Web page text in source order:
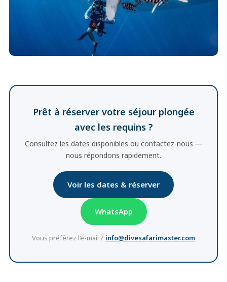
Prêt à réserver votre séjour plongée
avec les requins ?
Consultez les dates disponibles ou contactez-nous —
nous répondons rapidement.
Voir les dates & réserver
WhatsApp
Vous préférez l’e-mail ? info@divesafarimaster.com